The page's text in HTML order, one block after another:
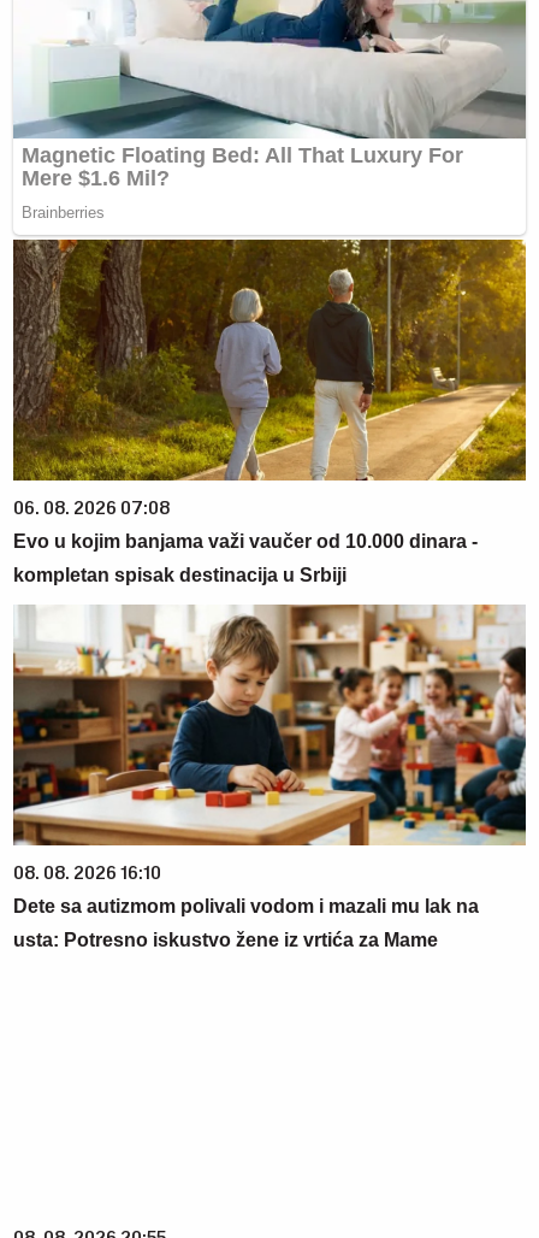
06. 08. 2026 07:08
Evo u kojim banjama važi vaučer od 10.000 dinara -
kompletan spisak destinacija u Srbiji
08. 08. 2026 16:10
Dete sa autizmom polivali vodom i mazali mu lak na
usta: Potresno iskustvo žene iz vrtića za Mame